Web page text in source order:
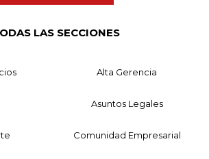
LAS SECCIONES
Alta Gerencia
Asuntos Legales
Comunidad Empresarial